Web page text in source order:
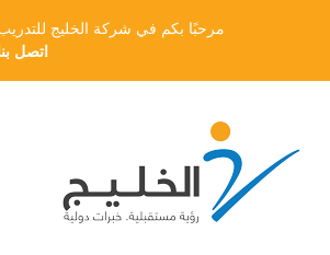
مرحبًا بكم في شركة الخليج للتدريب
اتصل